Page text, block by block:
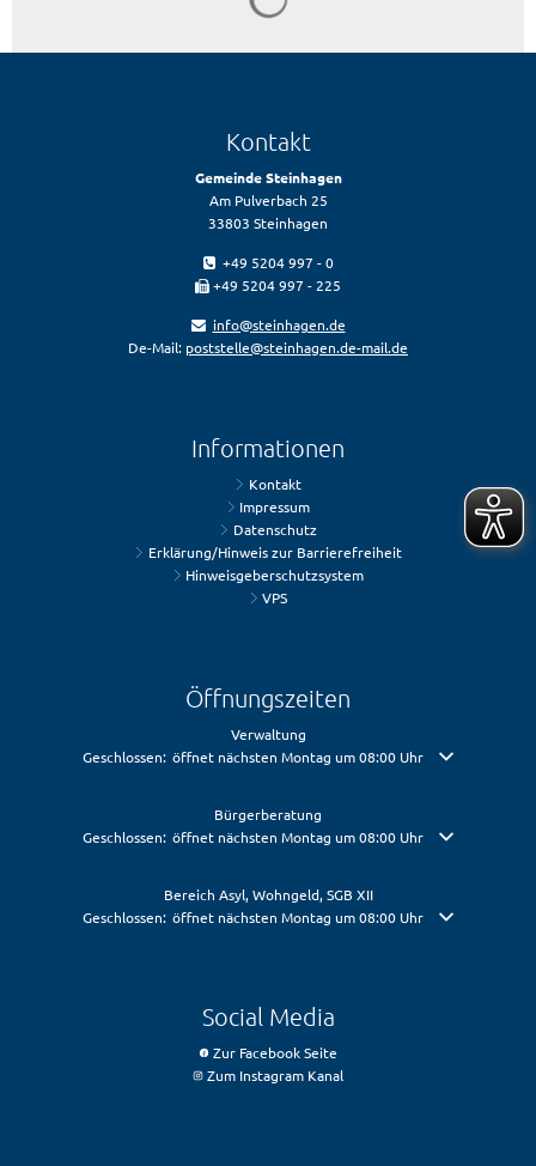
Kontakt
Gemeinde Steinhagen
Am Pulverbach 25
33803 Steinhagen
+49 5204 997 - 0
+49 5204 997 - 225
info@steinhagen.de
De-Mail: poststelle@steinhagen.de-mail.de
Informationen
Kontakt
Impressum
Datenschutz
Erklärung/Hinweis zur Barrierefreiheit
Hinweisgeberschutzsystem
VPS
Öffnungszeiten
Verwaltung
Klicken, um weitere Öffnungs- oder Schließzeiten auszublenden
Geschlossen: öffnet nächsten Montag um 08:00 Uhr
Bürgerberatung
Klicken, um weitere Öffnungs- oder Schließzeiten auszublenden
Geschlossen: öffnet nächsten Montag um 08:00 Uhr
Bereich Asyl, Wohngeld, SGB XII
Klicken, um weitere Öffnungs- oder Schließzeiten auszublenden
Geschlossen: öffnet nächsten Montag um 08:00 Uhr
Social Media
Zur Facebook Seite
Zum Instagram Kanal